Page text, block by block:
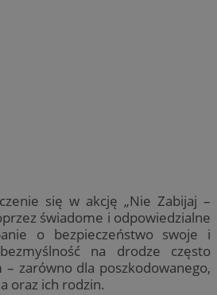
się w akcję „Nie Zabijaj –
świadome i odpowiedzialne
o bezpieczeństwo swoje i
na drodze często
zarówno dla poszkodowanego,
oraz ich rodzin.